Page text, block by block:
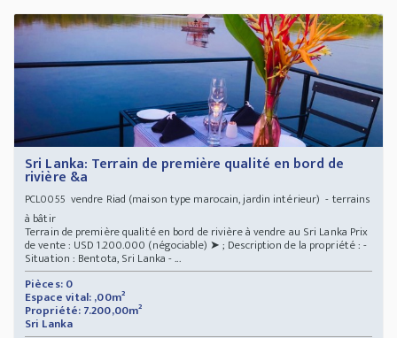
Sri Lanka: Terrain de première qualité en bord de
rivière &a
PCL0055 vendre Riad (maison type marocain, jardin intérieur) - terrains
à bâtir
Terrain de première qualité en bord de rivière à vendre au Sri Lanka Prix
de vente : USD 1.200.000 (négociable) ➤ ; Description de la propriété : -
Situation : Bentota, Sri Lanka - ...
Pièces: 0
Espace vital: ,00m²
Propriété: 7.200,00m²
Sri Lanka